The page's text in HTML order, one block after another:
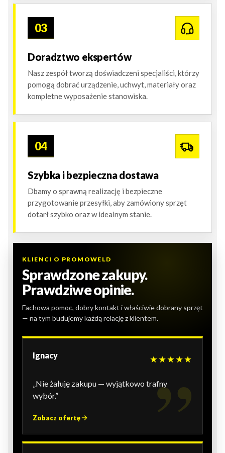
03
Doradztwo ekspertów
Nasz zespół tworzą doświadczeni specjaliści, którzy
pomogą dobrać urządzenie, uchwyt, materiały oraz
kompletne wyposażenie stanowiska.
04
Szybka i bezpieczna dostawa
Dbamy o sprawną realizację i bezpieczne
przygotowanie przesyłki, aby zamówiony sprzęt
dotarł szybko oraz w idealnym stanie.
KLIENCI O PROMOWELD
Sprawdzone zakupy.
Prawdziwe opinie.
Fachowa pomoc, dobry kontakt i właściwie dobrany sprzęt
— na tym budujemy każdą relację z klientem.
Ignacy ★★★★★
„Nie żałuję zakupu — wyjątkowo trafny
wybór.”
Zobacz ofertę